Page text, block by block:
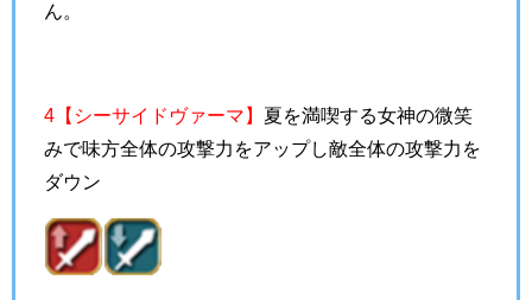
ん。
4【シーサイドヴァーマ】 夏を満喫する女神の微笑
みで味方全体の攻撃力をアップし敵全体の攻撃力を
ダウン